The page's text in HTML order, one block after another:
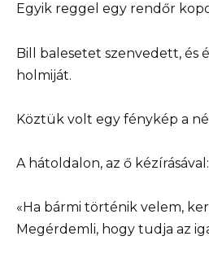
Egyik reggel egy rendőr
Bill balesetet szenvedett, és
holmiját.
Köztük volt egy fénykép a
A hátoldalon, az ő kézírásával:
«Ha bármi történik velem,
Megérdemli, hogy tudja az